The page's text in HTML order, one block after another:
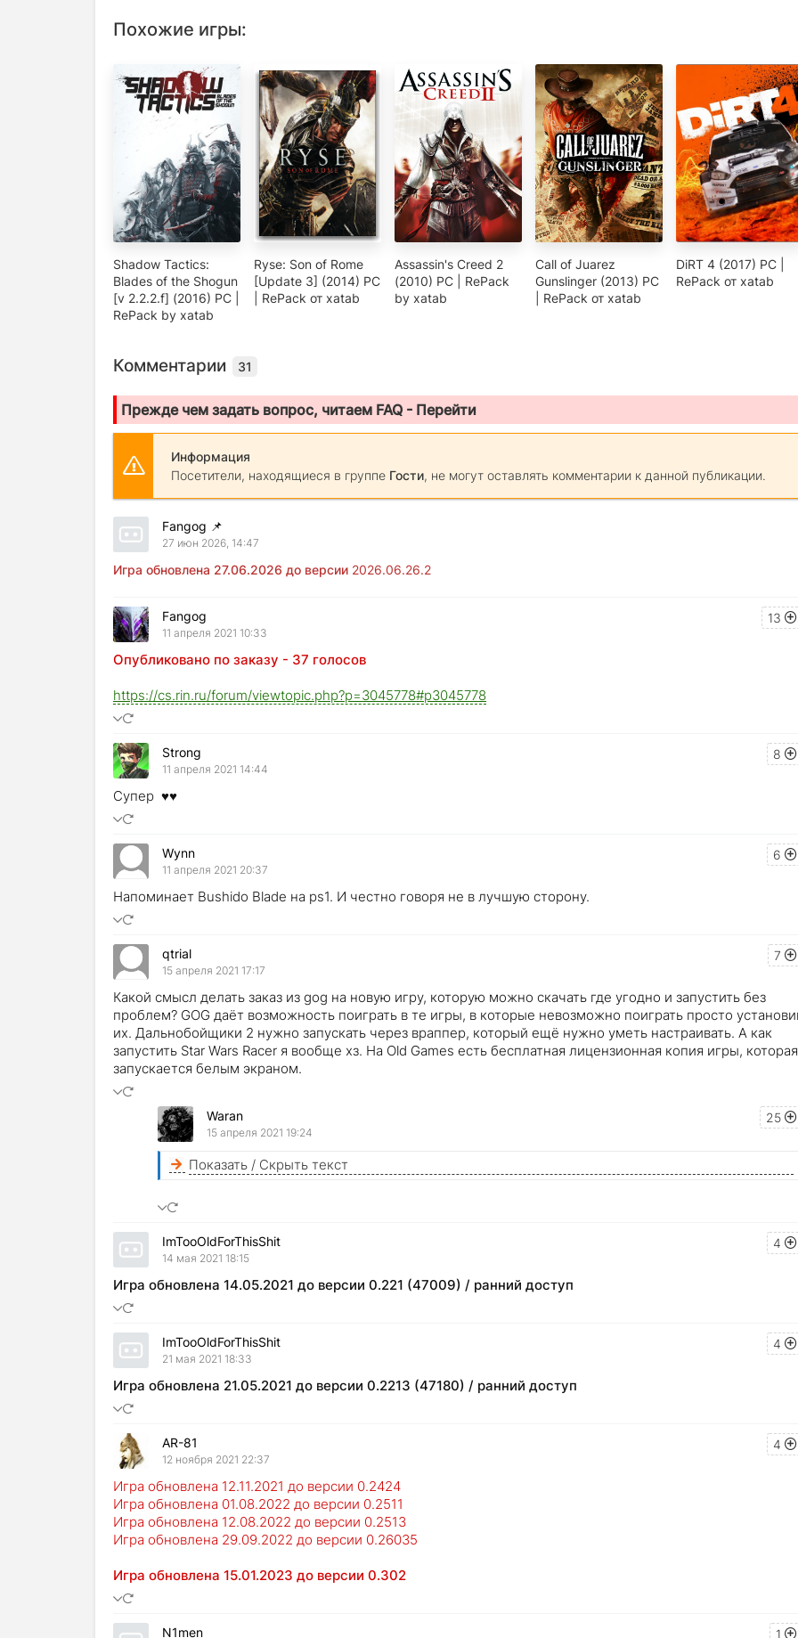
Похожие игры:
Shadow Tactics:
Blades of the Shogun
[v 2.2.2.f] (2016) PC |
RePack by xatab
Ryse: Son of Rome
[Update 3] (2014) PC
| RePack от xatab
Assassin's Creed 2
(2010) PC | RePack
by xatab
Call of Juarez
Gunslinger (2013) PC
| RePack от xatab
DiRT 4 (2017) PC |
RePack от xatab
Комментарии 31
Прежде чем задать вопрос, читаем FAQ - Перейти
Информация
Посетители, находящиеся в группе Гости, не могут оставлять комментарии к данной публикации.
Fangog 📌
27 июн 2026, 14:47
Игра обновлена 27.06.2026 до версии 2026.06.26.2
13
Fangog
11 апреля 2021 10:33
Опубликовано по заказу - 37 голосов
https://cs.rin.ru/forum/viewtopic.php?p=3045778#p3045778
8
Strong
11 апреля 2021 14:44
Супер ♥♥
6
Wynn
11 апреля 2021 20:37
Напоминает Bushido Blade на ps1. И честно говоря не в лучшую сторону.
7
qtrial
15 апреля 2021 17:17
Какой смысл делать заказ из gog на новую игру, которую можно скачать где угодно и запустить без
проблем? GOG даёт возможность поиграть в те игры, в которые невозможно поиграть просто
их. Дальнобойщики 2 нужно запускать через враппер, который ещё нужно уметь настраивать. А как
запустить Star Wars Racer я вообще хз. На Old Games есть бесплатная лицензионная копия игры, которая
запускается белым экраном.
25
Waran
15 апреля 2021 19:24
Показать / Скрыть текст
4
ImTooOldForThisShit
14 мая 2021 18:15
Игра обновлена 14.05.2021 до версии 0.221 (47009) / ранний доступ
4
ImTooOldForThisShit
21 мая 2021 18:33
Игра обновлена 21.05.2021 до версии 0.2213 (47180) / ранний доступ
4
AR-81
12 ноября 2021 22:37
Игра обновлена 12.11.2021 до версии 0.2424
Игра обновлена 01.08.2022 до версии 0.2511
Игра обновлена 12.08.2022 до версии 0.2513
Игра обновлена 29.09.2022 до версии 0.26035
Игра обновлена 15.01.2023 до версии 0.302
1
N1men